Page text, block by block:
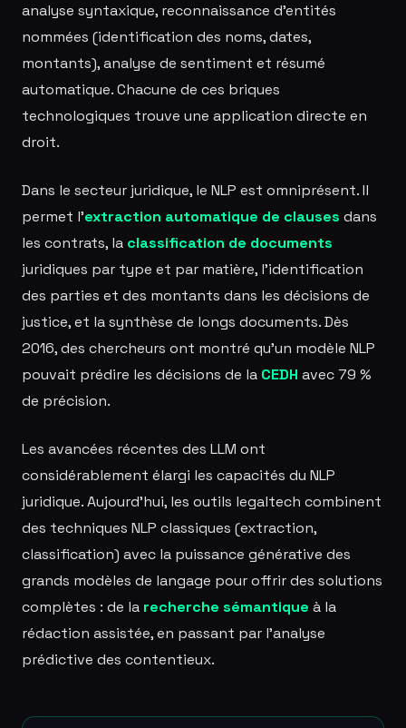
analyse syntaxique, reconnaissance d'entités
nommées (identification des noms, dates,
montants), analyse de sentiment et résumé
automatique. Chacune de ces briques
technologiques trouve une application directe en
droit.
Dans le secteur juridique, le NLP est omniprésent. Il
permet l'extraction automatique de clauses dans
les contrats, la classification de documents
juridiques par type et par matière, l'identification
des parties et des montants dans les décisions de
justice, et la synthèse de longs documents. Dès
2016, des chercheurs ont montré qu'un modèle NLP
pouvait prédire les décisions de la CEDH avec 79 %
de précision.
Les avancées récentes des LLM ont
considérablement élargi les capacités du NLP
juridique. Aujourd'hui, les outils legaltech combinent
des techniques NLP classiques (extraction,
classification) avec la puissance générative des
grands modèles de langage pour offrir des solutions
complètes : de la recherche sémantique à la
rédaction assistée, en passant par l'analyse
prédictive des contentieux.